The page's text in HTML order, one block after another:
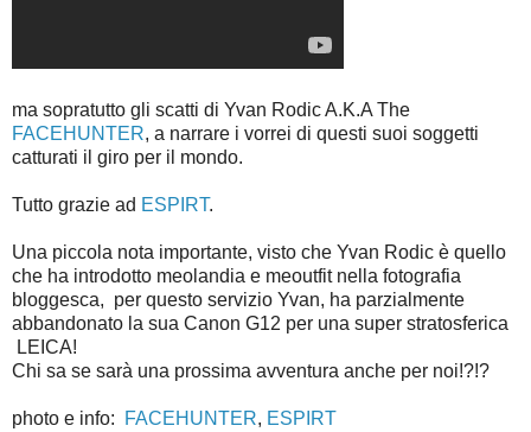
ma sopratutto gli scatti di Yvan Rodic A.K.A The
FACEHUNTER, a narrare i vorrei di questi suoi soggetti
catturati il giro per il mondo.
Tutto grazie ad ESPIRT.
Una piccola nota importante, visto che Yvan Rodic è quello
che ha introdotto meolandia e meoutfit nella fotografia
bloggesca, per questo servizio Yvan, ha parzialmente
abbandonato la sua Canon G12 per una super stratosferica
LEICA!
Chi sa se sarà una prossima avventura anche per noi!?!?
photo e info: FACEHUNTER, ESPIRT